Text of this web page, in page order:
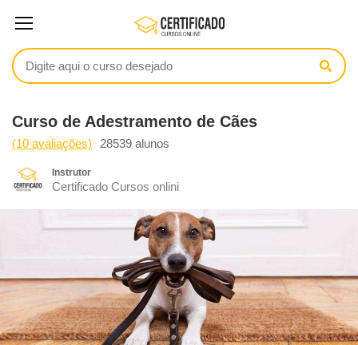
Curso de Adestramento de Cães
(10 avaliações) 28539 alunos
Instrutor
Certificado Cursos onlini